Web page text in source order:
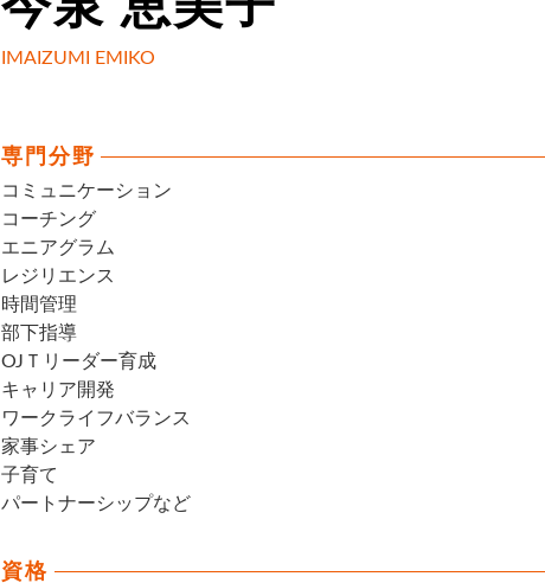
IMAIZUMI EMIKO
専門分野
コミュニケーション
コーチング
エニアグラム
レジリエンス
時間管理
部下指導
OJＴリーダー育成
キャリア開発
ワークライフバランス
家事シェア
子育て
パートナーシップなど
資格